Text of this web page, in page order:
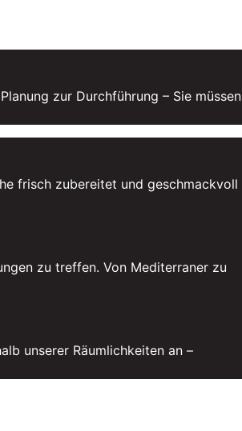
zur Durchführung – Sie müssen
frisch zubereitet und geschmackvoll
zu treffen. Von Mediterraner zu
unserer Räumlichkeiten an –